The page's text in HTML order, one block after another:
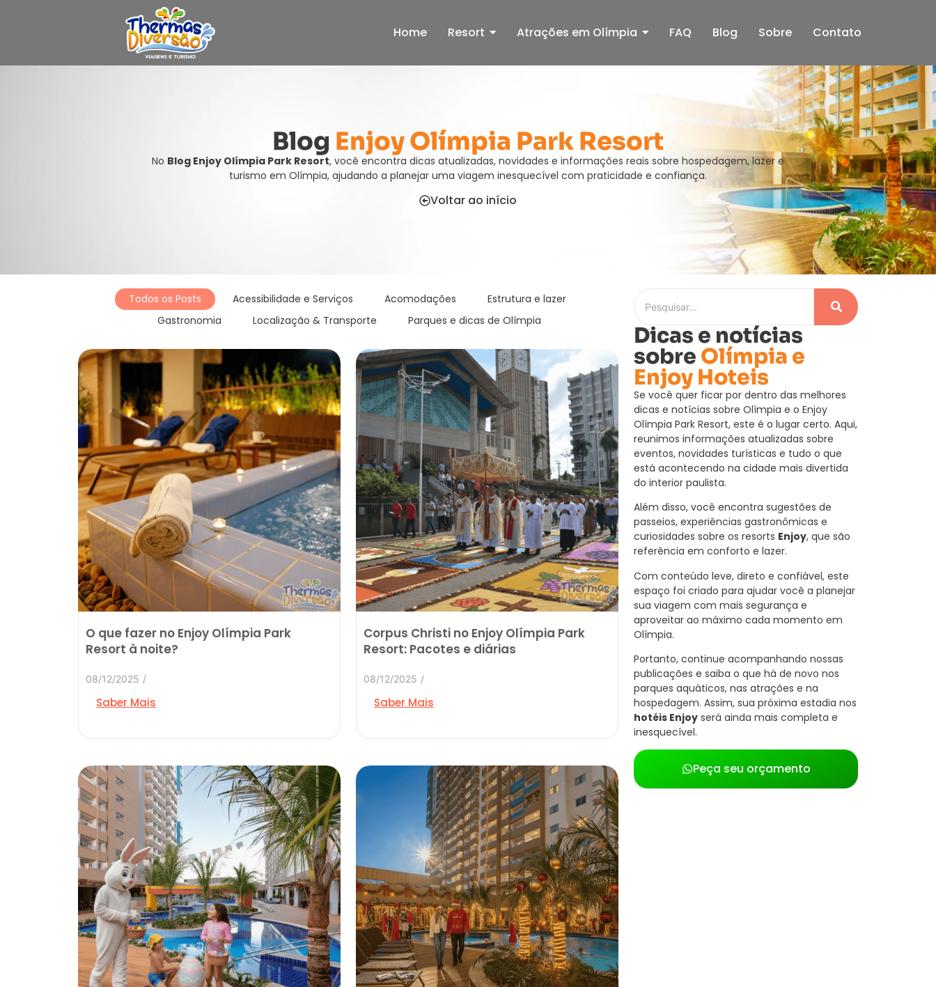
Home Resort Atrações em Olímpia FAQ Blog Sobre Contato
Blog Enjoy Olímpia Park Resort
No Blog Enjoy Olímpia Park Resort, você encontra dicas atualizadas, novidades e informações reais sobre hospedagem, lazer e
turismo em Olímpia, ajudando a planejar uma viagem inesquecível com praticidade e confiança.
Voltar ao início
Todos os Posts Acessibilidade e Serviços Acomodações
Estrutura e lazer
Gastronomia
Localização & Transporte Parques e dicas de Olímpia
O que fazer no Enjoy Olímpia Park
Resort à noite?
08/12/2025 /
Saber Mais
Corpus Christi no Enjoy Olímpia Park
Resort: Pacotes e diárias
08/12/2025 /
Saber Mais
Dicas e notícias
sobre Olímpia e
Enjoy Hoteis
Se você quer ficar por dentro das melhores
dicas e notícias sobre Olímpia e o Enjoy
Olímpia Park Resort, este é o lugar certo. Aqui,
reunimos informações atualizadas sobre
eventos, novidades turísticas e tudo o que
está acontecendo na cidade mais divertida
do interior paulista.
Além disso, você encontra sugestões de
passeios, experiências gastronômicas e
curiosidades sobre os resorts Enjoy, que são
referência em conforto e lazer.
Com conteúdo leve, direto e confiável, este
espaço foi criado para ajudar você a planejar
sua viagem com mais segurança e
aproveitar ao máximo cada momento em
Olímpia.
Portanto, continue acompanhando nossas
publicações e saiba o que há de novo nos
parques aquáticos, nas atrações e na
hospedagem. Assim, sua próxima estadia nos
hotéis Enjoy será ainda mais completa e
inesquecível.
Peça seu orçamento